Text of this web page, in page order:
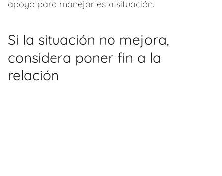
apoyo para manejar esta situación.
Si la situación no mejora,
considera poner fin a la
relación